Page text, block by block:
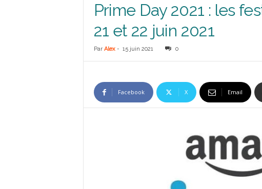
Prime Day 2021 : les
21 et 22 juin 2021
Par Alex- 15 juin 2021 0
Facebook X Email